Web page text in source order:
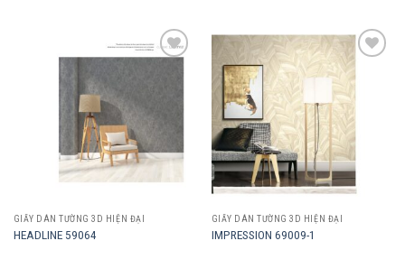
GIẤY DÁN TƯỜNG 3D HIỆN ĐẠI
HEADLINE 59064
wishlist
GIẤY DÁN TƯỜNG 3D HIỆN ĐẠI
IMPRESSION 69009-1